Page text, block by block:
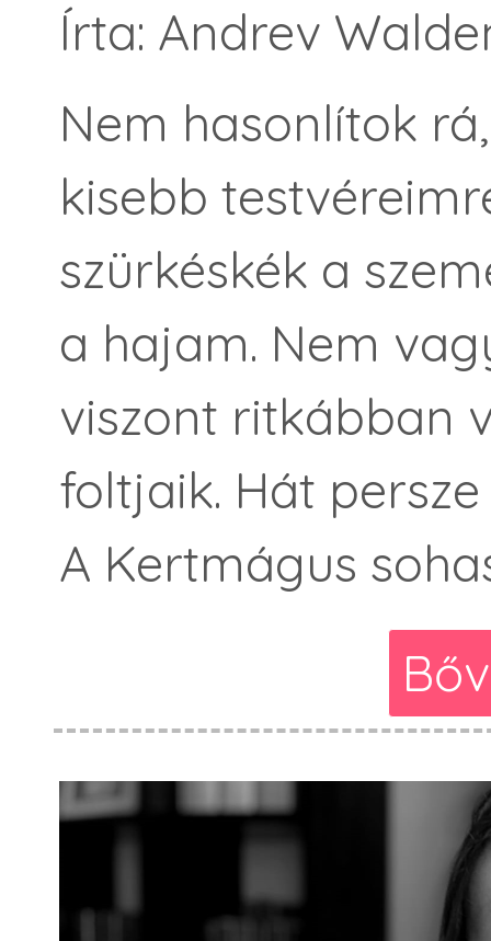
Írta: Andrev
Nem hasonlítok
kisebb
szürkéskék a
a hajam. Nem
viszont ritkábban
foltjaik. Hát
A Kertmágus